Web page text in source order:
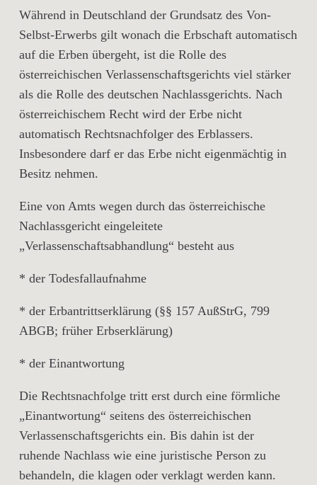
Während in Deutschland der Grundsatz des Von-
Selbst-Erwerbs gilt wonach die Erbschaft automatisch
auf die Erben übergeht, ist die Rolle des
österreichischen Verlassenschaftsgerichts viel stärker
als die Rolle des deutschen Nachlassgerichts. Nach
österreichischem Recht wird der Erbe nicht
automatisch Rechtsnachfolger des Erblassers.
Insbesondere darf er das Erbe nicht eigenmächtig in
Besitz nehmen.
Eine von Amts wegen durch das österreichische
Nachlassgericht eingeleitete
„Verlassenschaftsabhandlung“ besteht aus
* der Todesfallaufnahme
* der Erbantrittserklärung (§§ 157 AußStrG, 799
ABGB; früher Erbserklärung)
* der Einantwortung
Die Rechtsnachfolge tritt erst durch eine förmliche
„Einantwortung“ seitens des österreichischen
Verlassenschaftsgerichts ein. Bis dahin ist der
ruhende Nachlass wie eine juristische Person zu
behandeln, die klagen oder verklagt werden kann.